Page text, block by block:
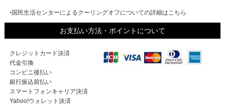
‣国民生活センターによるクーリングオフについての詳細はこちら
お支払い方法・ポイントについて
クレジットカード決済
代金引換
コンビニ後払い
銀行振込前払い
スマートフォンキャリア決済
Yahoo!ウォレット決済